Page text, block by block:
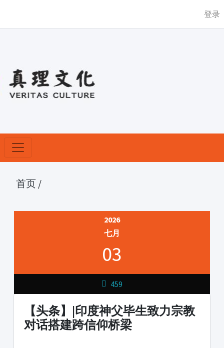
登录
首页 /
2026
七月
03
459
【头条】|印度神父毕生致力宗教
对话搭建跨信仰桥梁